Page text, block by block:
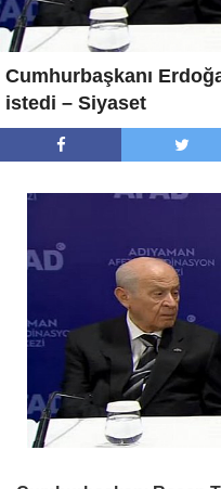
Cumhurbaşkanı
istedi – Siyaset